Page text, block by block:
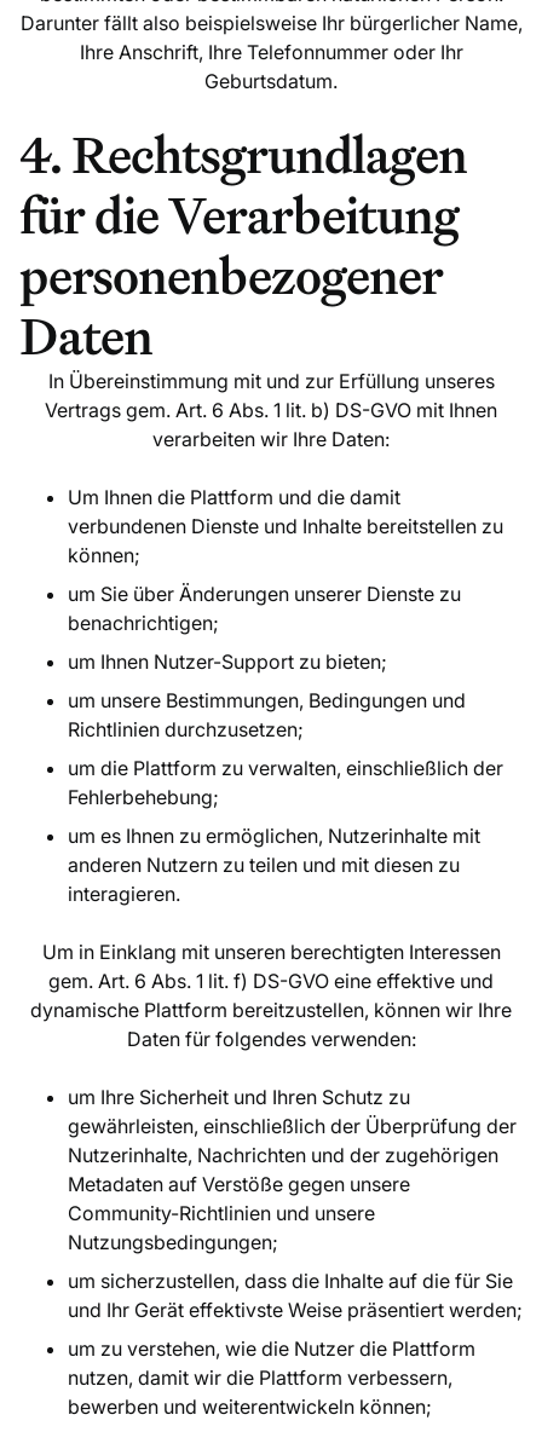
Darunter fällt also beispielsweise Ihr bürgerlicher Name,
Ihre Anschrift, Ihre Telefonnummer oder Ihr
Geburtsdatum.
4. Rechtsgrundlagen
für die Verarbeitung
personenbezogener
Daten
In Übereinstimmung mit und zur Erfüllung unseres
Vertrags gem. Art. 6 Abs. 1 lit. b) DS-GVO mit Ihnen
verarbeiten wir Ihre Daten:
Um Ihnen die Plattform und die damit
verbundenen Dienste und Inhalte bereitstellen zu
können;
um Sie über Änderungen unserer Dienste zu
benachrichtigen;
um Ihnen Nutzer-Support zu bieten;
um unsere Bestimmungen, Bedingungen und
Richtlinien durchzusetzen;
um die Plattform zu verwalten, einschließlich der
Fehlerbehebung;
um es Ihnen zu ermöglichen, Nutzerinhalte mit
anderen Nutzern zu teilen und mit diesen zu
interagieren.
Um in Einklang mit unseren berechtigten Interessen
gem. Art. 6 Abs. 1 lit. f) DS-GVO eine effektive und
dynamische Plattform bereitzustellen, können wir Ihre
Daten für folgendes verwenden:
um Ihre Sicherheit und Ihren Schutz zu
gewährleisten, einschließlich der Überprüfung der
Nutzerinhalte, Nachrichten und der zugehörigen
Metadaten auf Verstöße gegen unsere
Community-Richtlinien und unsere
Nutzungsbedingungen;
um sicherzustellen, dass die Inhalte auf die für Sie
und Ihr Gerät effektivste Weise präsentiert werden;
um zu verstehen, wie die Nutzer die Plattform
nutzen, damit wir die Plattform verbessern,
bewerben und weiterentwickeln können;